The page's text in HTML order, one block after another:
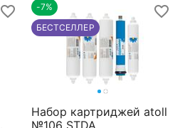
-7%
БЕСТСЕЛЛЕР
Набор картриджей atoll
№106 STDA